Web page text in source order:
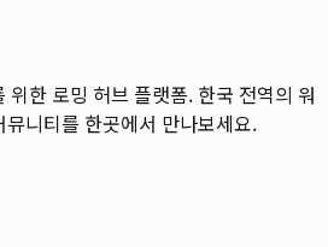
위한 로밍 허브 플랫폼. 한국 전역의 워
니티를 한곳에서 만나보세요.